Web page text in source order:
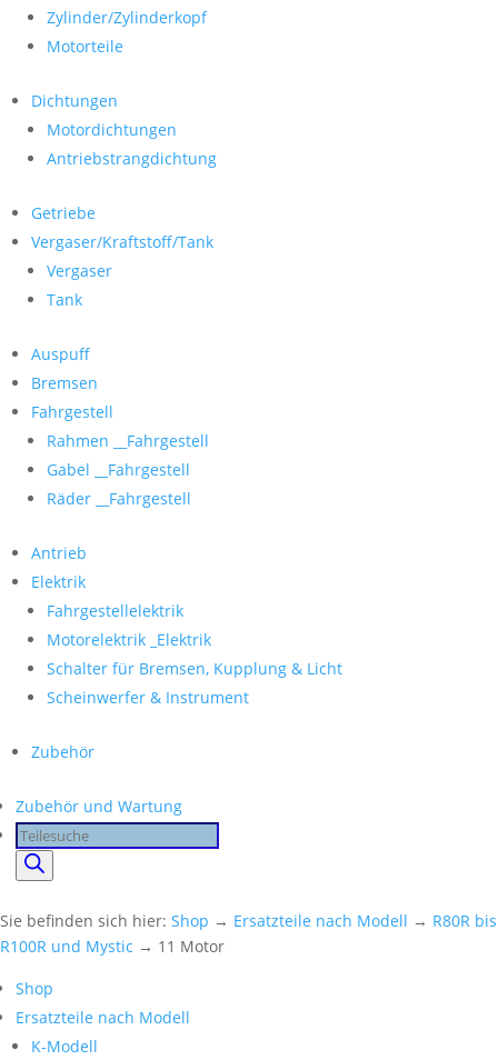
Zylinder/Zylinderkopf
Motorteile
Dichtungen
Motordichtungen
Antriebstrangdichtung
Getriebe
Vergaser/Kraftstoff/Tank
Vergaser
Tank
Auspuff
Bremsen
Fahrgestell
Rahmen __Fahrgestell
Gabel __Fahrgestell
Räder __Fahrgestell
Antrieb
Elektrik
Fahrgestellelektrik
Motorelektrik _Elektrik
Schalter für Bremsen, Kupplung & Licht
Scheinwerfer & Instrument
Zubehör
Zubehör und Wartung
Products
search
Sie befinden sich hier: Shop → Ersatzteile nach Modell → R80R bis
R100R und Mystic → 11 Motor
Shop
Ersatzteile nach Modell
K-Modell